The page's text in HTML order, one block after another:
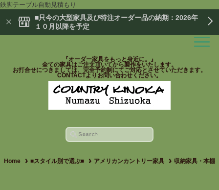
鉄脚テーブル自動見積もり
■只今の大型家具及び特注オーダー品の納期：2026年
１０月以降を予定
『オーダー家具をもっと身近に。』
全ての家具はご注文頂いてから製作をいたします。
お打合せにつきましては、完全予約制にてご対応とさせていただきます。
CONTACTよりお問い合わせください。
Home ■スタイル別で選ぶ■ アメリカンカントリー家具 収納家具・本棚